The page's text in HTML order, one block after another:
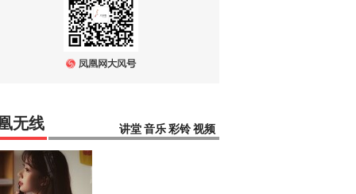
讲堂 音乐 彩铃 视频
无线